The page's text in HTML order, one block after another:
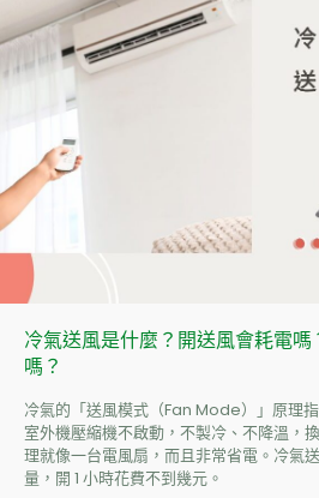
冷氣送風是什麼？開送風會耗電
嗎？
冷氣的「送風模式（Fan Mode）」原理
室外機壓縮機不啟動，不製冷、不降溫，
理就像一台電風扇，而且非常省電。冷氣
量，開 1 小時花費不到幾元。